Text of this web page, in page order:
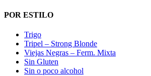
POR ESTILO
Trigo
Tripel – Strong Blonde
Viejas Negras – Ferm. Mixta
Sin Gluten
Sin o poco alcohol